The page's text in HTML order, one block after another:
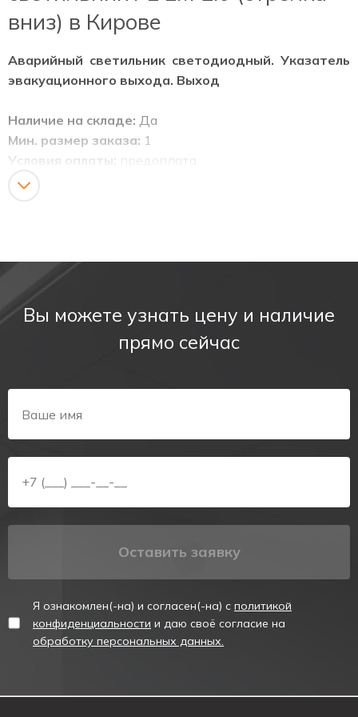
вниз) в Кирове
Аварийный светильник светодиодный. Указатель
эвакуационного выхода. Выход
Наличие на складе: Да
Мин. размер заказа: 1
Условия оплаты: предоплата
Доставка:
указатели табло. Информационные светодиодные
табло с аккумулятором, для указания мест выхода
при эвакуации, направления движения, а также для
различных информационных целей (не прозрачные).
Соответствуют ГОСТ Р МЭК 60598-1, ГОСТ Р МЭК
60598-2-22.
Технические характеристики аккумулятора
Номинальное напряжение, В
Емкость, А*ч 0,4
Максимальное время зарядки аккумулятора, ч
Срок службы аккумулятора, лет
Вы можете узнать цену и наличие
прямо сейчас
Оставить заявку
Я ознакомлен(-на) и согласен(-на) с политикой
конфиденциальности и даю своё согласие на
обработку персональных данных.